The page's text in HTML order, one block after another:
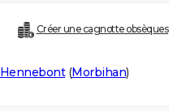
Créer une cagnotte obsèques
Hennebont(Morbihan)